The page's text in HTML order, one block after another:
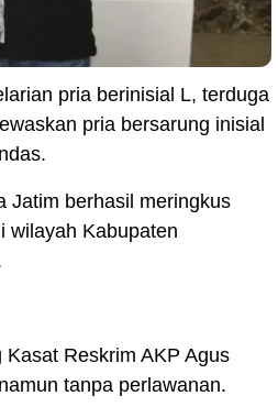
pria berinisial L, terduga
pria bersarung inisial
Jatim berhasil meringkus
wilayah Kabupaten
Reskrim AKP Agus
tanpa perlawanan.